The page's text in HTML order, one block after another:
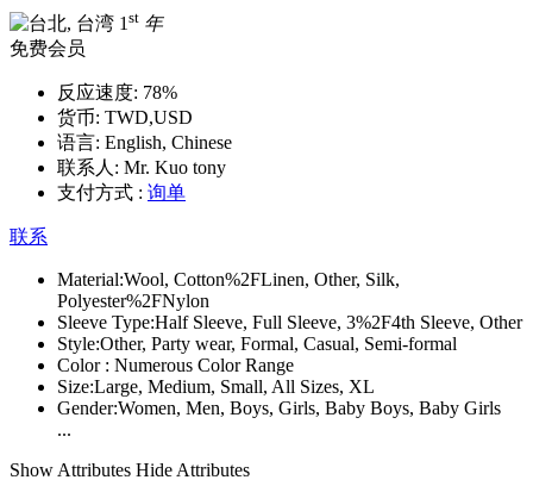
1 st 年
免费会员
反应速度: 78%
货币: TWD,USD
语言: English, Chinese
联系人: Mr. Kuo tony
支付方式 : 询单
联系
Material:Wool, Cotton%2FLinen, Other, Silk,
Polyester%2FNylon
Sleeve Type:Half Sleeve, Full Sleeve, 3%2F4th Sleeve, Other
Style:Other, Party wear, Formal, Casual, Semi-formal
Color : Numerous Color Range
Size:Large, Medium, Small, All Sizes, XL
Gender:Women, Men, Boys, Girls, Baby Boys, Baby Girls
...
Show Attributes Hide Attributes